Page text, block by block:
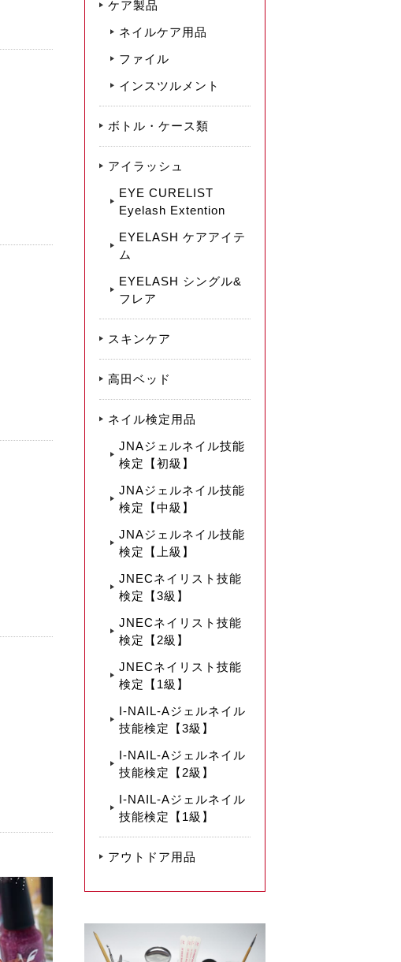
ケア製品
ネイルケア用品
ファイル
インスツルメント
ボトル・ケース類
アイラッシュ
EYE CURELIST
Eyelash Extention
EYELASH ケアアイテ
ム
EYELASH シングル&
フレア
スキンケア
高田ベッド
ネイル検定用品
JNAジェルネイル技能
検定【初級】
JNAジェルネイル技能
検定【中級】
JNAジェルネイル技能
検定【上級】
JNECネイリスト技能
検定【3級】
JNECネイリスト技能
検定【2級】
JNECネイリスト技能
検定【1級】
I-NAIL-Aジェルネイル
技能検定【3級】
I-NAIL-Aジェルネイル
技能検定【2級】
I-NAIL-Aジェルネイル
技能検定【1級】
アウトドア用品